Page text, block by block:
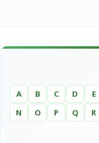
A B C D E
N
O P Q R